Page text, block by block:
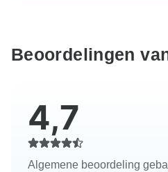
Beoordelingen
4,7
Algemene beoordeling